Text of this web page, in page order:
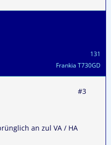
131
Frankia T730GD
#3
an zul VA / HA